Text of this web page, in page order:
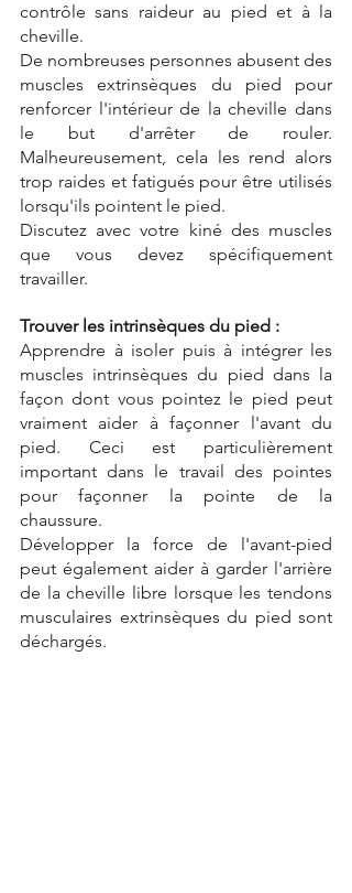
contrôle sans raideur au pied et à la
cheville.
De nombreuses personnes abusent des
muscles extrinsèques du pied pour
renforcer l'intérieur de la cheville dans
le but d'arrêter de rouler.
Malheureusement, cela les rend alors
trop raides et fatigués pour être utilisés
lorsqu'ils pointent le pied.
Discutez avec votre kiné des muscles
que vous devez spécifiquement
travailler.
Trouver les intrinsèques du pied :
Apprendre à isoler puis à intégrer les
muscles intrinsèques du pied dans la
façon dont vous pointez le pied peut
vraiment aider à façonner l'avant du
pied. Ceci est particulièrement
important dans le travail des pointes
pour façonner la pointe de la
chaussure.
Développer la force de l'avant-pied
peut également aider à garder l'arrière
de la cheville libre lorsque les tendons
musculaires extrinsèques du pied sont
déchargés.